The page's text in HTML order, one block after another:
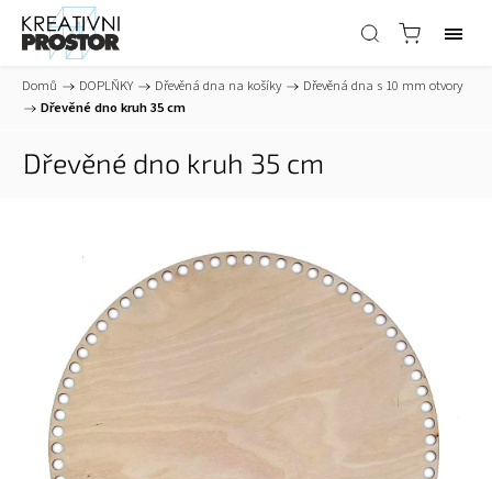
Domů / DOPLŇKY / Dřevěná dna na košíky /
Dřevěná dna s 10 mm otvory
/
Dřevěné dno kruh 35 cm
Dřevěné dno kruh 35 cm